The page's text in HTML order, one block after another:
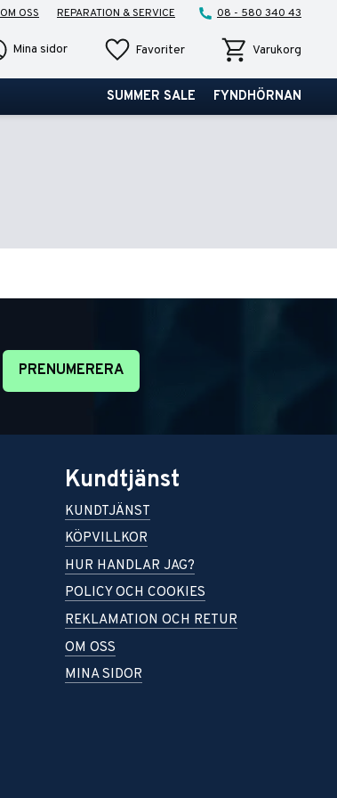
OM OSS REPARATION & SERVICE 08 - 580 340 43
Mina sidor FavoriterFavoriter KundvagnVarukorg
SUMMER SALE FYNDHÖRNAN
PRENUMERERA
Kundtjänst
KUNDTJÄNST
KÖPVILLKOR
HUR HANDLAR JAG?
POLICY OCH COOKIES
REKLAMATION OCH RETUR
OM OSS
MINA SIDOR